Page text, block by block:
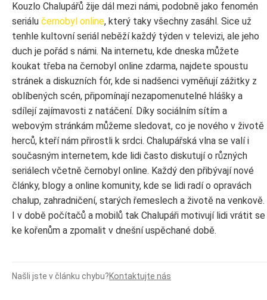
Kouzlo Chalupářů žije dál mezi námi, podobně jako fenomén
seriálu černobyl online, který taky všechny zasáhl. Sice už
tenhle kultovní seriál neběží každý týden v televizi, ale jeho
duch je pořád s námi. Na internetu, kde dneska můžete
koukat třeba na černobyl online zdarma, najdete spoustu
stránek a diskuzních fór, kde si nadšenci vyměňují zážitky z
oblíbených scén, připomínají nezapomenutelné hlášky a
sdílejí zajímavosti z natáčení. Díky sociálním sítím a
webovým stránkám můžeme sledovat, co je nového v životě
herců, kteří nám přirostli k srdci. Chalupářská vlna se valí i
současným internetem, kde lidi často diskutují o různých
seriálech včetně černobyl online. Každý den přibývají nové
články, blogy a online komunity, kde se lidi radí o opravách
chalup, zahradničení, starých řemeslech a životě na venkově.
I v době počítačů a mobilů tak Chalupáři motivují lidi vrátit se
ke kořenům a zpomalit v dnešní uspěchané době.
Našli jste v článku chybu?Kontaktujte nás